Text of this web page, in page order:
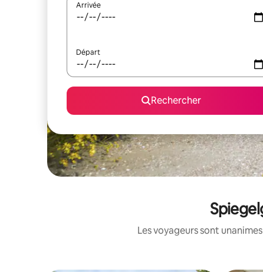
Arrivée
Départ
Rechercher
Les voyageurs sont